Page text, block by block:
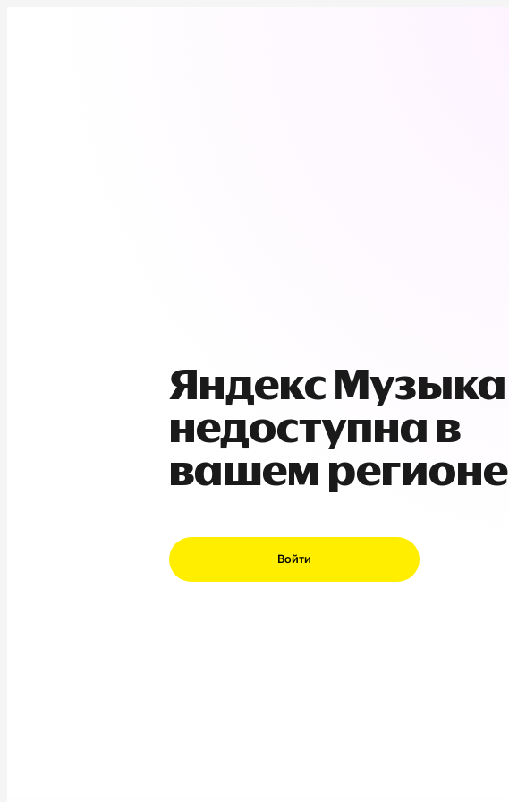
Яндекс Музыка
недоступна в
вашем регионе
Войти